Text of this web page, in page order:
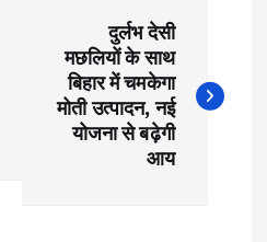
दुर्लभ देसी
मछलियों के साथ
बिहार में चमकेगा
मोती उत्पादन, नई
योजना से बढ़ेगी
आय